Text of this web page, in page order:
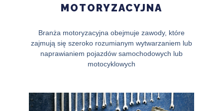
MOTORYZACYJNA
Branża motoryzacyjna obejmuje zawody, które
zajmują się szeroko rozumianym wytwarzaniem lub
naprawianiem pojazdów samochodowych lub
motocyklowych